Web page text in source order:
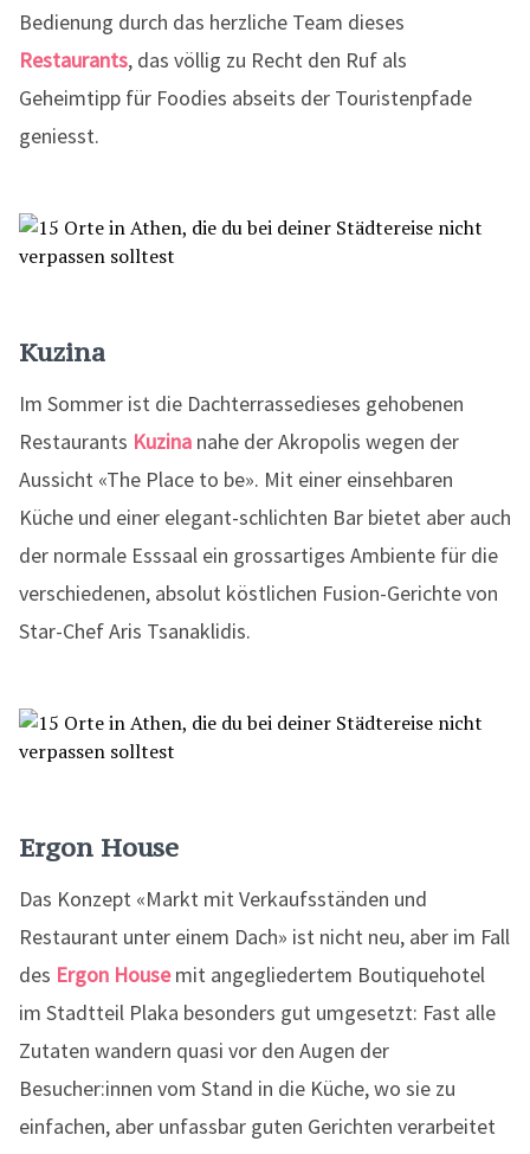
Bedienung durch das herzliche Team dieses
Restaurants, das völlig zu Recht den Ruf als
Geheimtipp für Foodies abseits der Touristenpfade
geniesst.
Kuzina
Im Sommer ist die Dachterrassedieses gehobenen
Restaurants Kuzina nahe der Akropolis wegen der
Aussicht «The Place to be». Mit einer einsehbaren
Küche und einer elegant-schlichten Bar bietet aber auch
der normale Esssaal ein grossartiges Ambiente für die
verschiedenen, absolut köstlichen Fusion-Gerichte von
Star-Chef Aris Tsanaklidis.
Ergon House
Das Konzept «Markt mit Verkaufsständen und
Restaurant unter einem Dach» ist nicht neu, aber im Fall
des Ergon Housemit angegliedertem Boutiquehotel
im Stadtteil Plaka besonders gut umgesetzt: Fast alle
Zutaten wandern quasi vor den Augen der
Besucher:innen vom Stand in die Küche, wo sie zu
einfachen, aber unfassbar guten Gerichten verarbeitet